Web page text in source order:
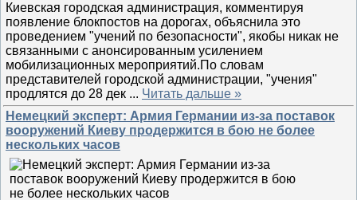
Киевская городская администрация, комментируя
появление блокпостов на дорогах, объяснила это
проведением "учений по безопасности", якобы никак не
связанными с анонсированным усилением
мобилизационных мероприятий.По словам
представителей городской администрации, "учения"
продлятся до 28 дек ... Читать дальше »
Немецкий эксперт: Армия Германии из-за поставок
вооружений Киеву продержится в бою не более
нескольких часов